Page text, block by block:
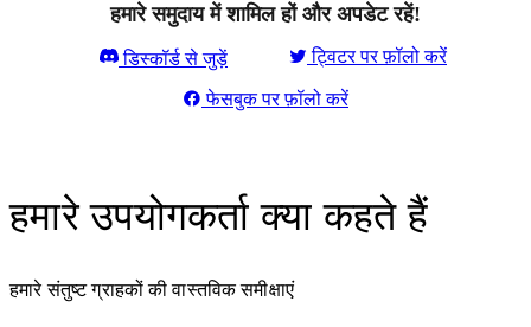
हमारे समुदाय में शामिल हों और अपडेट रहें!
डिस्कॉर्ड से जुड़ें ट्विटर पर फ़ॉलो करें
फेसबुक पर फ़ॉलो करें
हमारे उपयोगकर्ता क्या कहते हैं
हमारे संतुष्ट ग्राहकों की वास्तविक समीक्षाएं